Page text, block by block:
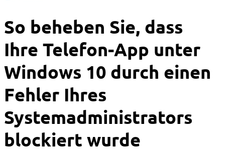
So beheben Sie, dass
Ihre Telefon-App unter
Windows 10 durch einen
Fehler Ihres
Systemadministrators
blockiert wurde